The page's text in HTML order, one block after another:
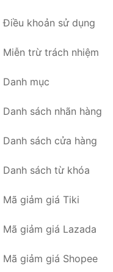
Điều khoản sử dụng
Miễn trừ trách nhiệm
Danh mục
Danh sách nhãn hàng
Danh sách cửa hàng
Danh sách từ khóa
Mã giảm giá Tiki
Mã giảm giá Lazada
Mã giảm giá Shopee